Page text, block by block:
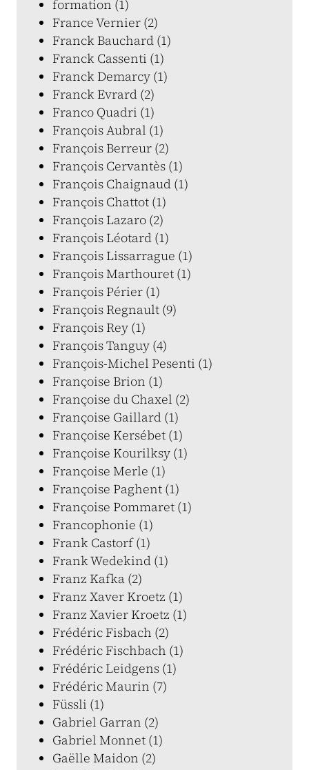
formation (1)
France Vernier (2)
Franck Bauchard (1)
Franck Cassenti (1)
Franck Demarcy (1)
Franck Evrard (2)
Franco Quadri (1)
François Aubral (1)
François Berreur (2)
François Cervantès (1)
François Chaignaud (1)
François Chattot (1)
François Lazaro (2)
François Léotard (1)
François Lissarrague (1)
François Marthouret (1)
François Périer (1)
François Regnault (9)
François Rey (1)
François Tanguy (4)
François-Michel Pesenti (1)
Françoise Brion (1)
Françoise du Chaxel (2)
Françoise Gaillard (1)
Françoise Kersébet (1)
Françoise Kourilksy (1)
Françoise Merle (1)
Françoise Paghent (1)
Françoise Pommaret (1)
Francophonie (1)
Frank Castorf (1)
Frank Wedekind (1)
Franz Kafka (2)
Franz Xaver Kroetz (1)
Franz Xavier Kroetz (1)
Frédéric Fisbach (2)
Frédéric Fischbach (1)
Frédéric Leidgens (1)
Frédéric Maurin (7)
Füssli (1)
Gabriel Garran (2)
Gabriel Monnet (1)
Gaëlle Maidon (2)